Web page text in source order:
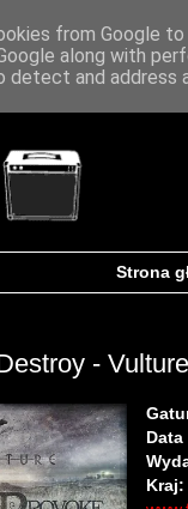
Strona
- Vulture
Kraj:
from Google
along with
and address